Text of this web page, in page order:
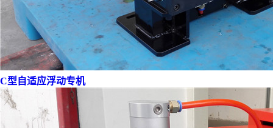
C型自适应浮动专机